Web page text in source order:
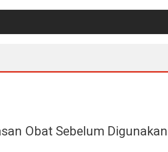
Obat Sebelum Digunakan